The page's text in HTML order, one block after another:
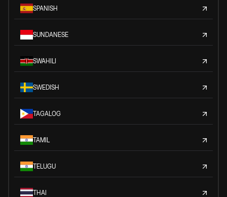
SPANISH
SUNDANESE
SWAHILI
SWEDISH
TAGALOG
TAMIL
TELUGU
THAI